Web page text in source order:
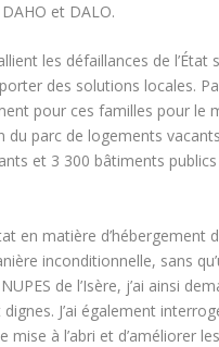
et DALO.
les défaillances de l’État
des solutions locales.
pour ces familles pour le
parc de logements
et 3 300 bâtiments
en matière d’hébergement
inconditionnelle, sans
de l’Isère, j’ai ainsi
J’ai également
à l’abri et d’améliorer